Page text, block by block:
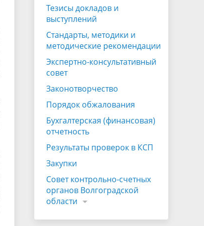
Тезисы докладов и
выступлений
Стандарты, методики и
методические рекомендации
Экспертно-консультативный
совет
Законотворчество
Порядок обжалования
Бухгалтерская (финансовая)
отчетность
Результаты проверок в КСП
Закупки
Совет контрольно-счетных
органов Волгоградской
области